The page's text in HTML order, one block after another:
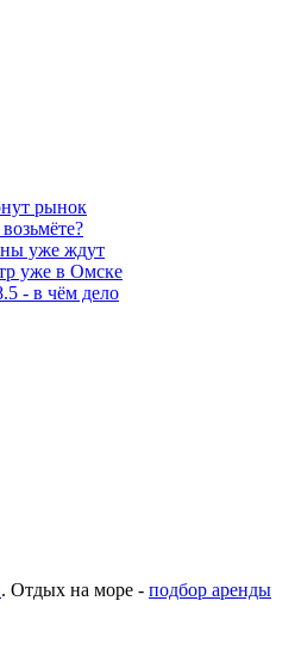
рынок
уже ждут
уже в Омске
- в чём дело
. Отдых на море - подбор аренды